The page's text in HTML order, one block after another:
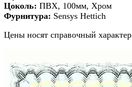
Цоколь: ПВХ, 100мм, Хром
Фурнитура: Sensys Hettich
Цены носят справочный характер